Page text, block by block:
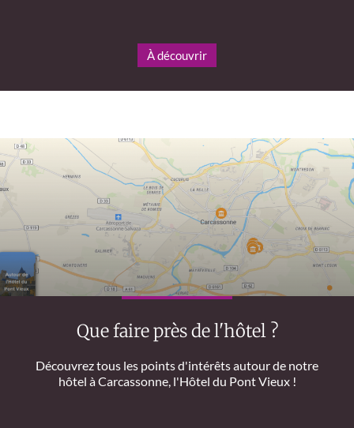
À découvrir
Que faire près de l'hôtel ?
Découvrez tous les points d'intérêts autour de notre
hôtel à Carcassonne, l'Hôtel du Pont Vieux !